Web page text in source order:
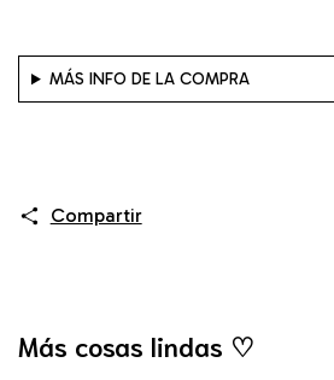
MÁS INFO DE LA COMPRA
Compartir
Más cosas lindas ♡